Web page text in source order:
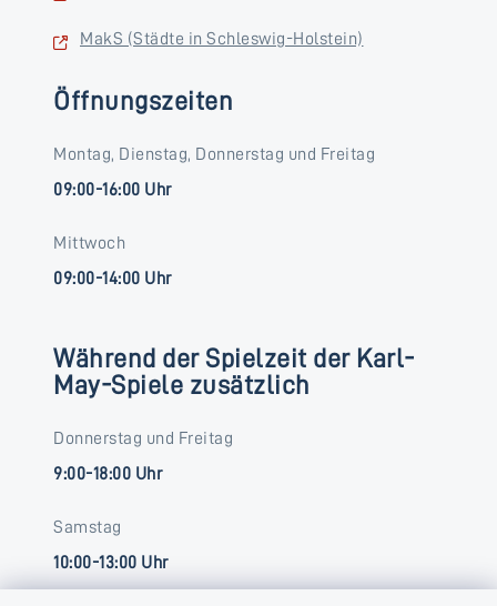
MakS (Städte in Schleswig-Holstein)
Öffnungszeiten
Montag, Dienstag, Donnerstag und Freitag
09:00-16:00 Uhr
Mittwoch
09:00-14:00 Uhr
Während der Spielzeit der Karl-
May-Spiele zusätzlich
Donnerstag und Freitag
9:00-18:00 Uhr
Samstag
10:00-13:00 Uhr